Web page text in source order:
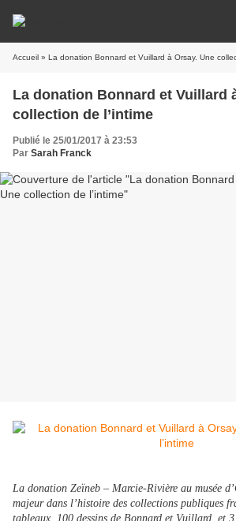
Accueil » La donation Bonnard et Vuillard à Orsay. Une
La donation Bonnard et Vuillard
collection de l’intime
Publié le 25/01/2017 à 23:53
Par Sarah Franck
La donation Zeïneb – Marcie-Rivière au musée
majeur dans l’histoire des collections publiques
tableaux, 100 dessins de Bonnard et Vuillard, et